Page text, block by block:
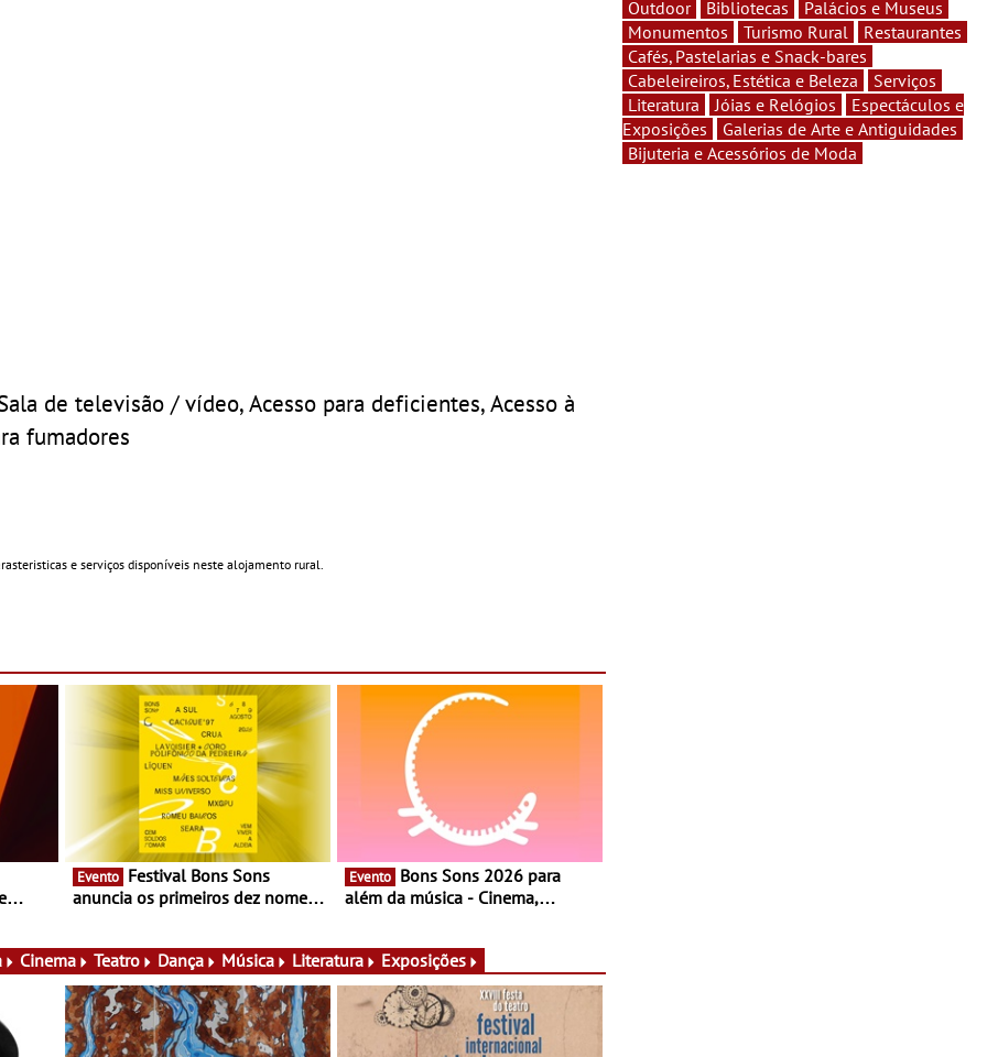
de televisão / vídeo, Acesso para deficientes, Acesso à
fumadores
e serviços disponíveis neste alojamento rural.
Evento
anuncia os primeiros dez nomes
Evento
além da música - Cinema,
muito mais
Cinema Teatro Dança Música Literatura Exposições
Outdoor
Bibliotecas
Palácios e Museus
Monumentos
Turismo Rural
Restaurantes
Cafés, Pastelarias e Snack-bares
Cabeleireiros, Estética e Beleza
Serviços
Literatura
Jóias e Relógios
Espectáculos e
Exposições
Galerias de Arte e Antiguidades
Bijuteria e Acessórios de Moda